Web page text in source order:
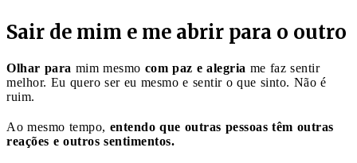
Sair de mim e me abrir para o outro
Olhar para mim mesmo com paz e alegria me faz sentir
melhor. Eu quero ser eu mesmo e sentir o que sinto. Não é
ruim.
Ao mesmo tempo, entendo que outras pessoas têm outras
reações e outros sentimentos.